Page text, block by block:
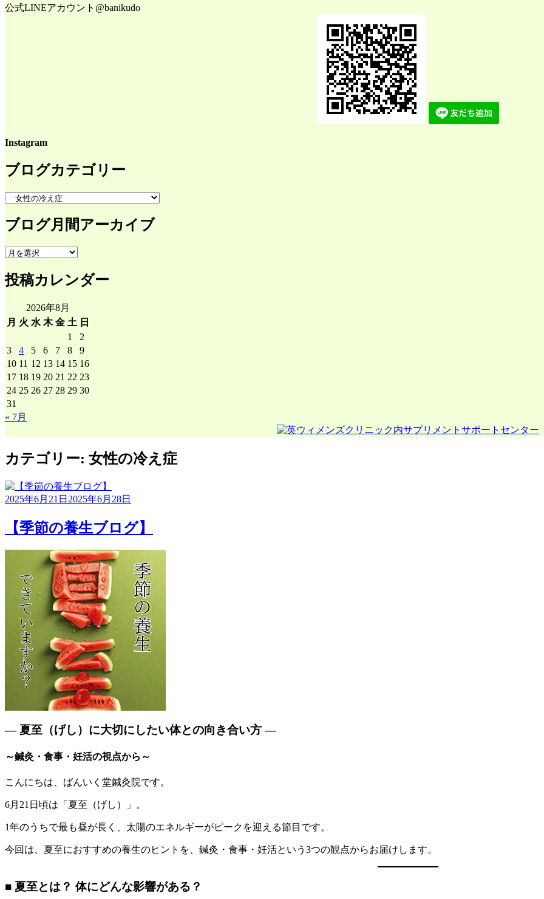
公式LINEアカウント@banikudo
Instagram
ブログカテゴリー
グ
カ
テ
ゴ
リ
ー
ブログ月間アーカイブ
ブ
グ
月
ア
ー
イ
ブ
投稿カレンダー
2026年8月
月 火 水 木 金 土 日
1
2
3
4 5 6 7 8
9
10 11 12 13 14 15 16
17 18 19 20 21 22 23
24 25 26 27 28 29 30
31
« 7月
カテゴリー: 女性の冷え症
2025年6月21日 2025年6月28日
【季節の養生ブログ】
― 夏至（げし）に大切にしたい体との向き合い方 ―
～鍼灸・食事・妊活の視点から～
こんにちは、ばんいく堂鍼灸院です。
6月21日頃は「夏至（げし）」。
1年のうちで最も昼が長く、太陽のエネルギーがピークを迎える節目です。
今回は、夏至におすすめの養生のヒントを、鍼灸・食事・妊活という3つの観点からお届けします。
■ 夏至とは？ 体にどんな影響がある？